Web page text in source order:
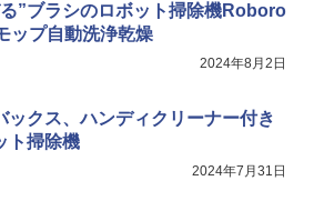
”ブラシのロボット掃除機Roboro
プ自動洗浄乾燥
2024年8月2日
ックス、ハンディクリーナー付き
ト掃除機
2024年7月31日